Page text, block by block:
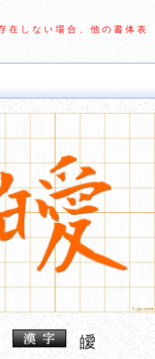
在しない場合、他の書体表
皧